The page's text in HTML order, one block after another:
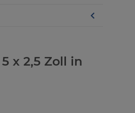
x 2,5 Zoll in